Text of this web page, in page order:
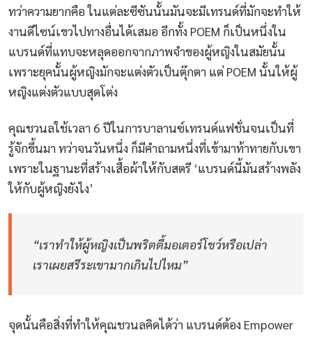
ทว่าความยากคือ ในแต่ละซีซันนั้นมันจะมีเทรนด์ที่มักจะทำให้
งานดีไซน์เขวไปทางอื่นได้เสมอ อีกทั้ง POEM ก็เป็นหนึ่งใน
แบรนด์ที่แทบจะหลุดออกจากภาพจำของผู้หญิงในสมัยนั้น
เพราะยุคนั้นผู้หญิงมักจะแต่งตัวเป็นตุ๊กตา แต่ POEM นั้นให้ผู้
หญิงแต่งตัวแบบสุดโต่ง
คุณชวนลใช้เวลา 6 ปีในการบาลานซ์เทรนด์แฟชั่นจนเป็นที่
รู้จักขึ้นมา ทว่าจนวันหนึ่ง ก็มีคำถามหนึ่งที่เข้ามาท้าทายกับเขา
เพราะในฐานะที่สร้างเสื้อผ้าให้กับสตรี ‘แบรนด์นี้มันสร้างพลัง
ให้กับผู้หญิงยังไง’
“เราทำให้ผู้หญิงเป็นพริตตี้มอเตอร์โชว์หรือเปล่า
เราเผยสรีระเขามากเกินไปไหม”
จุดนั้นคือสิ่งที่ทำให้คุณชวนลคิดได้ว่า แบรนด์ต้อง Empower